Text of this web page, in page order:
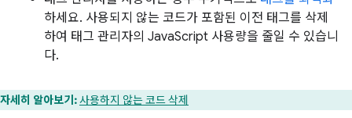
하세요. 사용되지 않는 코드가 포함된 이전 태그를 삭제
하여 태그 관리자의 JavaScript 사용량을 줄일 수 있습니
다.
자세히 알아보기:사용하지 않는 코드 삭제